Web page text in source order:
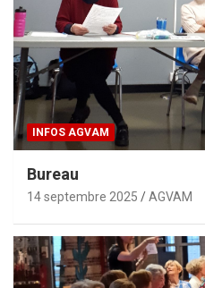
INFOS AGVAM
Bureau
14 septembre 2025 AGVAM